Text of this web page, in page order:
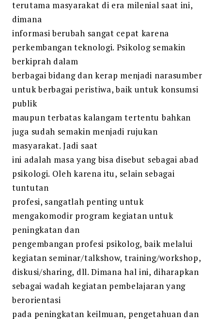
terutama masyarakat di era milenial saat ini,
dimana
informasi berubah sangat cepat karena
perkembangan teknologi. Psikolog semakin
berkiprah dalam
berbagai bidang dan kerap menjadi narasumber
untuk berbagai peristiwa, baik untuk konsumsi
publik
maupun terbatas kalangam tertentu bahkan
juga sudah semakin menjadi rujukan
masyarakat. Jadi saat
ini adalah masa yang bisa disebut sebagai abad
psikologi. Oleh karena itu, selain sebagai
tuntutan
profesi, sangatlah penting untuk
mengakomodir program kegiatan untuk
peningkatan dan
pengembangan profesi psikolog, baik melalui
kegiatan seminar/talkshow, training/workshop,
diskusi/sharing, dll. Dimana hal ini, diharapkan
sebagai wadah kegiatan pembelajaran yang
berorientasi
pada peningkatan keilmuan, pengetahuan dan